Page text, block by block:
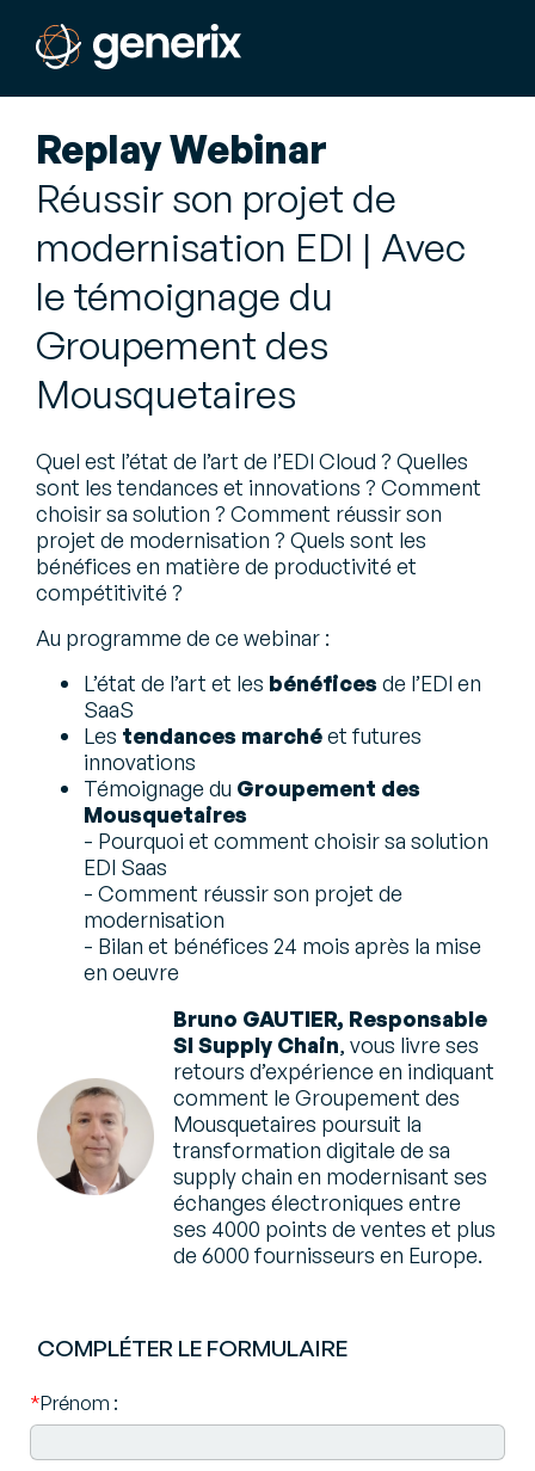
Replay Webinar
Réussir son projet de
modernisation EDI | Avec
le témoignage du
Groupement des
Mousquetaires
Quel est l’état de l’art de l’EDI Cloud ? Quelles
sont les tendances et innovations ? Comment
choisir sa solution ? Comment réussir son
projet de modernisation ? Quels sont les
bénéfices en matière de productivité et
compétitivité ?
Au programme de ce webinar :
L’état de l’art et les bénéfices de l’EDI en
SaaS
Les tendances marchéet futures
innovations
Témoignage du Groupement des
Mousquetaires
- Pourquoi et comment choisir sa solution
EDI Saas
- Comment réussir son projet de
modernisation
- Bilan et bénéfices 24 mois après la mise
en oeuvre
Bruno GAUTIER, Responsable
SI Supply Chain, vous livre ses
retours d’expérience en indiquant
comment le Groupement des
Mousquetaires poursuit la
transformation digitale de sa
supply chain en modernisant ses
échanges électroniques entre
ses 4000 points de ventes et plus
de 6000 fournisseurs en Europe.
COMPLÉTER LE FORMULAIRE
*Prénom :